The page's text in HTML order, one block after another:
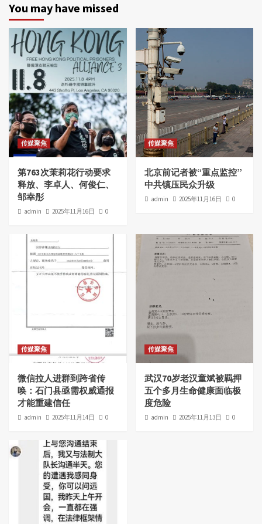
You may have missed
传媒聚焦
第763次茉莉花行动要求
释放、李卓人、何俊仁、
邹幸彤
admin 2025年11月16日 0
传媒聚焦
北京前记者被“重点监控”
中共镇压民众升级
admin 2025年11月16日 0
传媒聚焦
微信拉人进群到跨省传
唤：石门县亟需权威通报
才能重建信任
admin 2025年11月14日 0
传媒聚焦
武汉70岁老汉童斌被羁押
五个多月生命健康面临极
度危险
admin 2025年11月13日 0